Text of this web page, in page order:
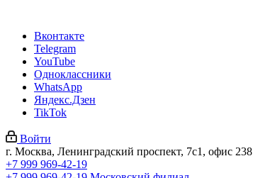
Вконтакте
Telegram
YouTube
Одноклассники
WhatsApp
Яндекс.Дзен
TikTok
Войти
г. Москва, Ленинградский проспект, 7с1, офис 238
+7 999 969-42-19